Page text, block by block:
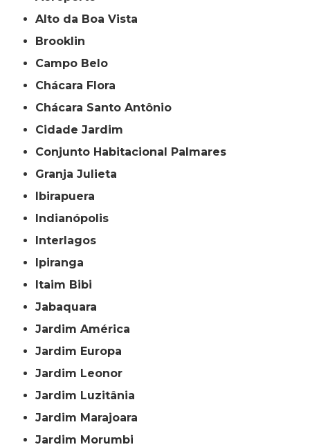
Alto da Boa Vista
Brooklin
Campo Belo
Chácara Flora
Chácara Santo Antônio
Cidade Jardim
Conjunto Habitacional Palmares
Granja Julieta
Ibirapuera
Indianópolis
Interlagos
Ipiranga
Itaim Bibi
Jabaquara
Jardim América
Jardim Europa
Jardim Leonor
Jardim Luzitânia
Jardim Marajoara
Jardim Morumbi